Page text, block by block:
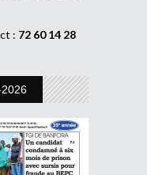
: 72 60 14 28